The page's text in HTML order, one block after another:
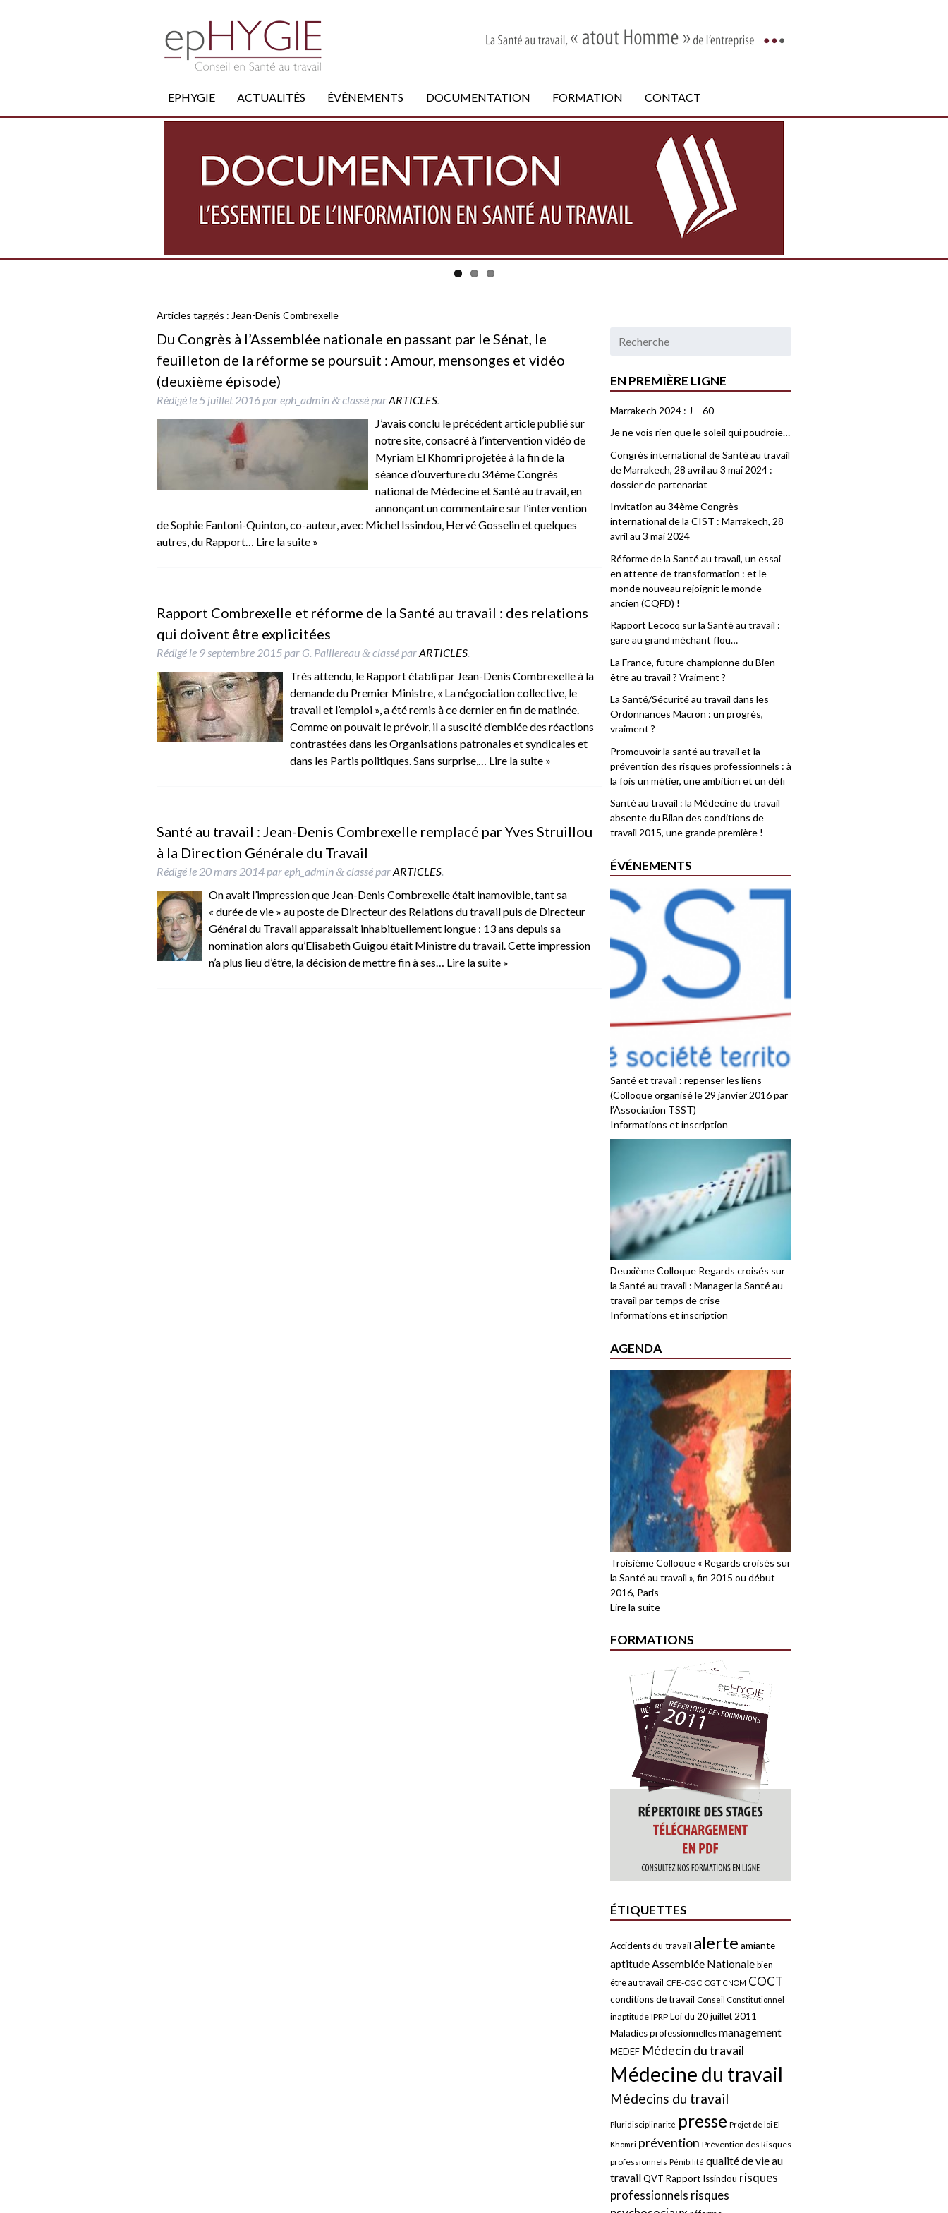
EPHYGIE ACTUALITÉS ÉVÉNEMENTS DOCUMENTATION FORMATION CONTACT
Articles taggés : Jean-Denis Combrexelle
Du Congrès à l’Assemblée nationale en passant par le Sénat, le
feuilleton de la réforme se poursuit : Amour, mensonges et vidéo
(deuxième épisode)
Rédigé le 5 juillet 2016 pareph_admin &classé parARTICLES.
J’avais conclu le précédent article publié sur
notre site, consacré à l’intervention vidéo de
Myriam El Khomri projetée à la fin de la
séance d’ouverture du 34ème Congrès
national de Médecine et Santé au travail, en
annonçant un commentaire sur l’intervention
de Sophie Fantoni-Quinton, co-auteur, avec Michel Issindou, Hervé Gosselin et quelques
autres, du Rapport… Lire la suite »
Rapport Combrexelle et réforme de la Santé au travail : des relations
qui doivent être explicitées
Rédigé le 9 septembre 2015 par G. Paillereau &classé parARTICLES.
Très attendu, le Rapport établi par Jean-Denis Combrexelle à la
demande du Premier Ministre, « La négociation collective, le
travail et l’emploi », a été remis à ce dernier en fin de matinée.
Comme on pouvait le prévoir, il a suscité d’emblée des réactions
contrastées dans les Organisations patronales et syndicales et
dans les Partis politiques. Sans surprise,… Lire la suite »
Santé au travail : Jean-Denis Combrexelle remplacé par Yves Struillou
à la Direction Générale du Travail
Rédigé le 20 mars 2014 pareph_admin &classé parARTICLES.
On avait l’impression que Jean-Denis Combrexelle était inamovible, tant sa
« durée de vie » au poste de Directeur des Relations du travail puis de Directeur
Général du Travail apparaissait inhabituellement longue : 13 ans depuis sa
nomination alors qu’Elisabeth Guigou était Ministre du travail. Cette impression
n’a plus lieu d’être, la décision de mettre fin à ses… Lire la suite »
EN PREMIÈRE LIGNE
Marrakech 2024 : J – 60
Je ne vois rien que le soleil qui poudroie…
Congrès international de Santé au travail
de Marrakech, 28 avril au 3 mai 2024 :
dossier de partenariat
Invitation au 34ème Congrès
international de la CIST : Marrakech, 28
avril au 3 mai 2024
Réforme de la Santé au travail, un essai
en attente de transformation : et le
monde nouveau rejoignit le monde
ancien (CQFD) !
Rapport Lecocq sur la Santé au travail :
gare au grand méchant flou…
La France, future championne du Bien-
être au travail ? Vraiment ?
La Santé/Sécurité au travail dans les
Ordonnances Macron : un progrès,
vraiment ?
Promouvoir la santé au travail et la
prévention des risques professionnels : à
la fois un métier, une ambition et un défi
Santé au travail : la Médecine du travail
absente du Bilan des conditions de
travail 2015, une grande première !
ÉVÉNEMENTS
Santé et travail : repenser les liens
(Colloque organisé le 29 janvier 2016 par
l’Association TSST)
Informations et inscription
Deuxième Colloque Regards croisés sur
la Santé au travail : Manager la Santé au
travail par temps de crise
Informations et inscription
AGENDA
Troisième Colloque « Regards croisés sur
la Santé au travail », fin 2015 ou début
2016, Paris
Lire la suite
FORMATIONS
ÉTIQUETTES
Accidents du travail alerte amiante
aptitudeAssemblée Nationale bien-
être au travail CFE-CGC CGT CNOM COCT
conditions de travail Conseil Constitutionnel
inaptitude IPRP Loi du 20 juillet 2011
Maladies professionnellesmanagement
MEDEF Médecin du travail
Médecine du travail
Médecins du travail
Pluridisciplinarité presse Projet de loi El
Khomri prévention Prévention des Risques
professionnels Pénibilité qualité de vie au
travailQVT Rapport Issindou risques
professionnels risques